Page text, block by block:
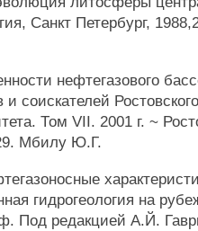
Санкт Петербург,
нефтегазового
соискателей
Том VII. 2001 г. ~
Мбилу Ю.Г.
гидрогеология на
Под редакцией А.Й.